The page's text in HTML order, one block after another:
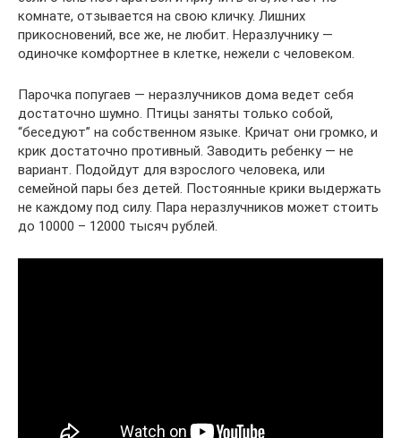
комнате, отзывается на свою кличку. Лишних
прикосновений, все же, не любит. Неразлучнику —
одиночке комфортнее в клетке, нежели с человеком.
Парочка попугаев — неразлучников дома ведет себя
достаточно шумно. Птицы заняты только собой,
“беседуют” на собственном языке. Кричат они громко, и
крик достаточно противный. Заводить ребенку — не
вариант. Подойдут для взрослого человека, или
семейной пары без детей. Постоянные крики выдержать
не каждому под силу. Пара неразлучников может стоить
до 10000 – 12000 тысяч рублей.